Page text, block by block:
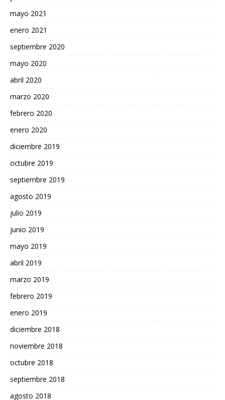
mayo 2021
enero 2021
septiembre 2020
mayo 2020
abril 2020
marzo 2020
febrero 2020
enero 2020
diciembre 2019
octubre 2019
septiembre 2019
agosto 2019
julio 2019
junio 2019
mayo 2019
abril 2019
marzo 2019
febrero 2019
enero 2019
diciembre 2018
noviembre 2018
octubre 2018
septiembre 2018
agosto 2018